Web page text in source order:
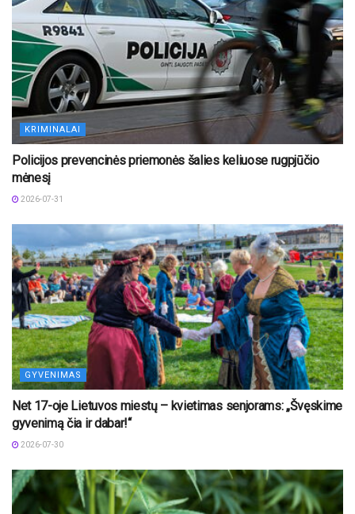
KRIMINALAI
Policijos prevencinės priemonės šalies keliuose rugpjūčio
mėnesį
2026-07-31
GYVENIMAS
Net 17-oje Lietuvos miestų – kvietimas senjorams: „Švęskime
gyvenimą čia ir dabar!“
2026-07-30